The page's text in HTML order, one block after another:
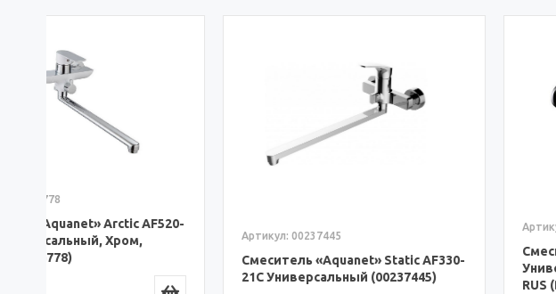
Артикул: 00237445
Смеситель «Aquanet» Static AF330-
21С Универсальный (00237445)
Смеситель «Bravat» Eler
Универсальный F6191238CP-01L-
RUS (Bt-184886)